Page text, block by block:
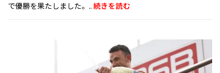
で優勝を果たしました。..続きを読む